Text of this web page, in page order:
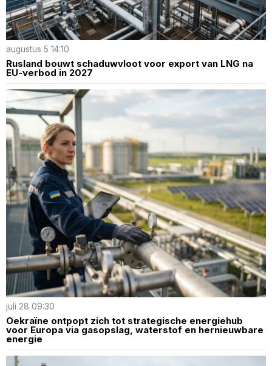
augustus 5 14:10
Rusland bouwt schaduwvloot voor export van LNG na
EU-verbod in 2027
juli 28 09:30
Oekraïne ontpopt zich tot strategische energiehub
voor Europa via gasopslag, waterstof en hernieuwbare
energie